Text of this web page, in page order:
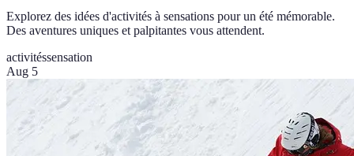
Explorez des idées d'activités à sensations pour un été mémorable.
Des aventures uniques et palpitantes vous attendent.
activitéssensation
Aug 5